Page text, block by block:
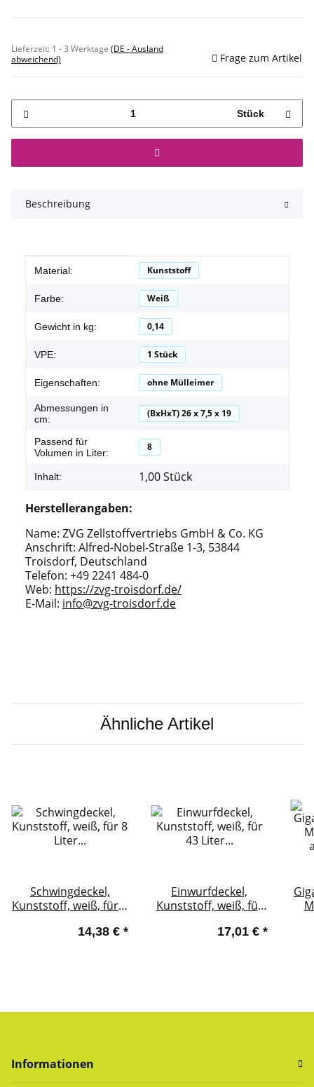
Lieferzeit: 1 - 3 Werktage (DE - Ausland
abweichend)
Frage zum Artikel
Stück
Beschreibung
Produkteigenschaft
Wert
Material: Kunststoff
Farbe: Weiß
Gewicht in kg: 0,14
VPE: 1 Stück
Eigenschaften: ohne Mülleimer
Abmessungen in
cm:
(BxHxT) 26 x 7,5 x 19
Passend für
Volumen in Liter:
8
Inhalt: 1,00 Stück
Herstellerangaben:
Name: ZVG Zellstoffvertriebs GmbH & Co. KG
Anschrift: Alfred-Nobel-Straße 1-3, 53844
Troisdorf, Deutschland
Telefon: +49 2241 484-0
Web: https://zvg-troisdorf.de/
E-Mail: info@zvg-troisdorf.de
Ähnliche Artikel
Schwingdeckel,
Kunststoff, weiß, für 8
14,38 € *
Einwurfdeckel,
Kunststoff, weiß, für
17,01 € *
Informationen